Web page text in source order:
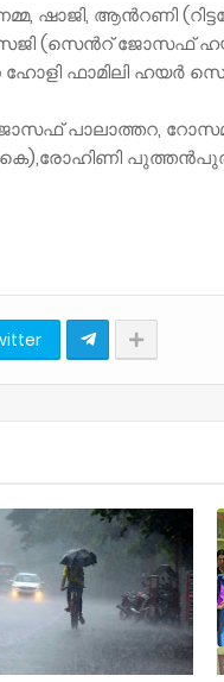
ഷാജി, ആൻറണി
(സെൻറ് ജോസഫ്
ഹോളി ഫാമിലി ഹയർ
ജോസഫ് പാലാത്തറ,
കെ),രോഹിണി